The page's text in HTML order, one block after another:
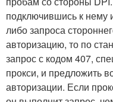
подключившись к нему
либо запроса
авторизацию, то по
запрос с кодом 407,
прокси, и предложить
авторизации. Если